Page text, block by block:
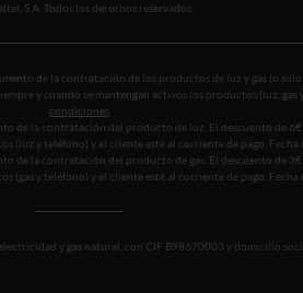
S.A. Todos los derechos reservados.
de la contratación de los productos de luz y gas (o
y cuando se mantengan activos los productos (luz,
condiciones
la contratación del producto de luz. El descuento de
(luz y teléfono) y el cliente esté al corriente de pago.
la contratación del producto de gas. El descuento de
(gas y teléfono) y el cliente esté al corriente de pago.
y gas natural, con CIF B98670003 y domicilio